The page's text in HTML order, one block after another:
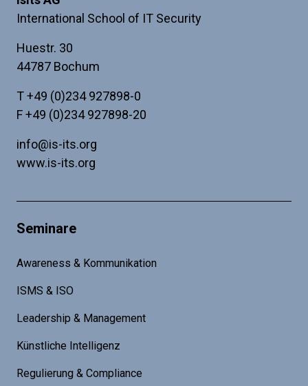
International School of IT Security
Huestr. 30
44787 Bochum
T+49 (0)234 927898-0
F +49 (0)234 927898-20
info@is-its.org
www.is-its.org
Seminare
Awareness & Kommunikation
ISMS & ISO
Leadership & Management
Künstliche Intelligenz
Regulierung & Compliance